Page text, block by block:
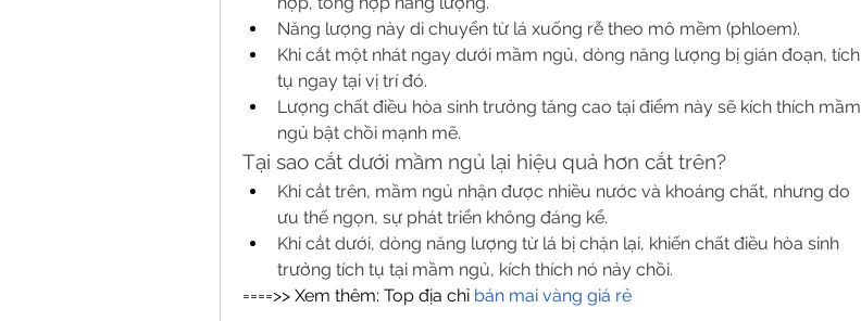
Năng lượng này di chuyển từ lá xuống rễ theo mô mềm (phloem).
Khi cắt một nhát ngay dưới mầm ngủ, dòng năng lượng bị gián đoạn, tích
tụ ngay tại vị trí đó.
Lượng chất điều hòa sinh trưởng tăng cao tại điểm này sẽ kích thích mầm
ngủ bật chồi mạnh mẽ.
Tại sao cắt dưới mầm ngủ lại hiệu quả hơn cắt trên?
Khi cắt trên, mầm ngủ nhận được nhiều nước và khoáng chất, nhưng do
ưu thế ngọn, sự phát triển không đáng kể.
Khi cắt dưới, dòng năng lượng từ lá bị chặn lại, khiến chất điều hòa sinh
trưởng tích tụ tại mầm ngủ, kích thích nó nảy chồi.
====>> Xem thêm: Top địa chỉ bán mai vàng giá rẻ